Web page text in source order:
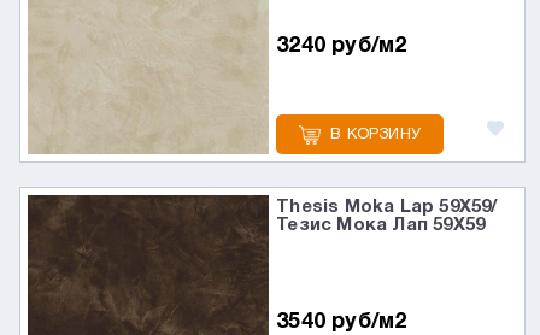
3240 руб/м2
В КОРЗИНУ
Thesis Moka Lap 59X59/
Тезис Мока Лап 59X59
3540 руб/м2